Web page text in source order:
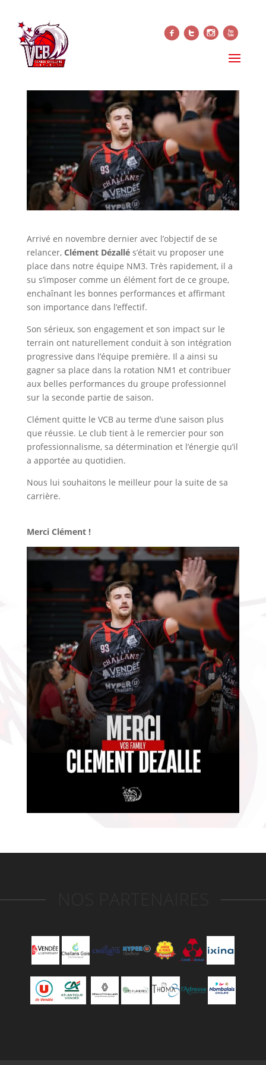
f t i x
Arrivé en novembre dernier avec l’objectif de se
relancer,Clément Dézallés’était vu proposer une
place dans notre équipe NM3. Très rapidement, il a
su s’imposer comme un élément fort de ce groupe,
enchaînant les bonnes performances et affirmant
son importance dans l’effectif.
Son sérieux, son engagement et son impact sur le
terrain ont naturellement conduit à son intégration
progressive dans l’équipe première. Il a ainsi su
gagner sa place dans la rotation NM1 et contribuer
aux belles performances du groupe professionnel
sur la seconde partie de saison.
Clément quitte le VCB au terme d’une saison plus
que réussie. Le club tient à le remercier pour son
professionnalisme, sa détermination et l’énergie qu’il
a apportée au quotidien.
Nous lui souhaitons le meilleur pour la suite de sa
carrière.
Merci Clément !